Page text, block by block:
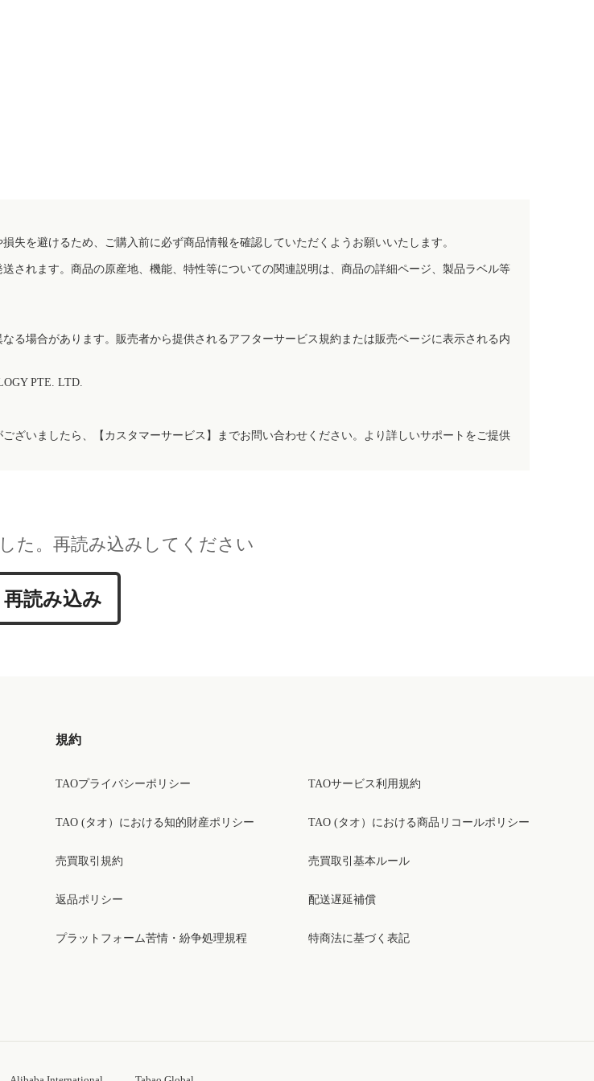
を避けるため、ご購入前に必ず商品情報を確認していただくようお願いいたします。
されます。商品の原産地、機能、特性等についての関連説明は、商品の詳細ページ、製品ラベル等
る場合があります。販売者から提供されるアフターサービス規約または販売ページに表示される内
PTE. LTD.
ざいましたら、【カスタマーサービス】までお問い合わせください。より詳しいサポートをご提供
た。再読み込みしてください
再読み込み
規約
TAOプライバシーポリシー
TAO (タオ）における知的財産ポリシー
売買取引規約
返品ポリシー
プラットフォーム苦情・紛争処理規程
TAOサービス利用規約
TAO (タオ）における商品リコールポリシー
売買取引基本ルール
配送遅延補償
特商法に基づく表記